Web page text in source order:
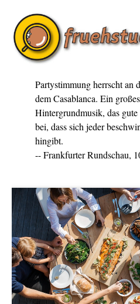
Partystimmung herrscht an
dem Casablanca. Ein
Hintergrundmusik, das gute
bei, dass sich jeder
hingibt.
-- Frankfurter Rundschau,